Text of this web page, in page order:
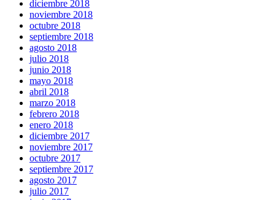
diciembre 2018
noviembre 2018
octubre 2018
septiembre 2018
agosto 2018
julio 2018
junio 2018
mayo 2018
abril 2018
marzo 2018
febrero 2018
enero 2018
diciembre 2017
noviembre 2017
octubre 2017
septiembre 2017
agosto 2017
julio 2017